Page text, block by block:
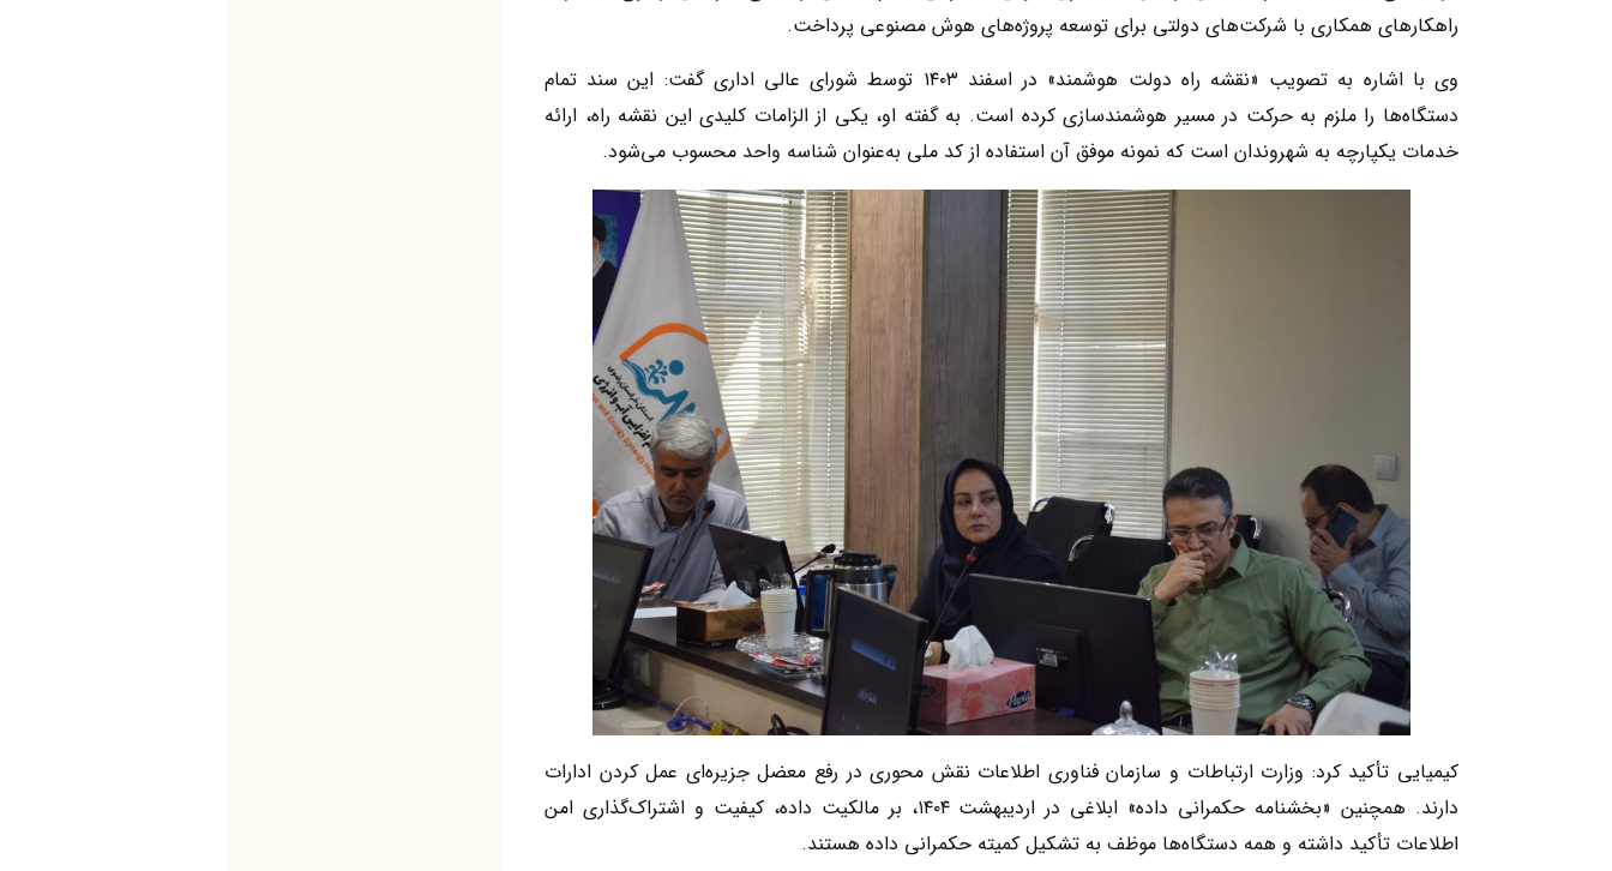
راهکارهای همکاری با شرکت‌های دولتی برای توسعه پروژه‌های هوش مصنوعی پرداخت.
وی با اشاره به تصویب «نقشه راه دولت هوشمند» در اسفند ۱۴۰۳ توسط شورای عالی اداری گفت: این سند تمام
دستگاه‌ها را ملزم به حرکت در مسیر هوشمندسازی کرده است. به گفته او، یکی از الزامات کلیدی این نقشه راه، ارائه
خدمات یکپارچه به شهروندان است که نمونه موفق آن استفاده از کد ملی به‌عنوان شناسه واحد محسوب می‌شود.
کیمیایی تأکید کرد: وزارت ارتباطات و سازمان فناوری اطلاعات نقش محوری در رفع معضل جزیره‌ای عمل کردن ادارات
دارند. همچنین «بخشنامه حکمرانی داده» ابلاغی در اردیبهشت ۱۴۰۴، بر مالکیت داده، کیفیت و اشتراک‌گذاری امن
اطلاعات تأکید داشته و همه دستگاه‌ها موظف به تشکیل کمیته حکمرانی داده هستند.